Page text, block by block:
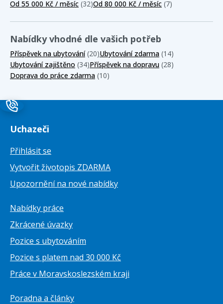
Od 55 000 Kč / měsíc (32)Od 80 000 Kč / měsíc (7)
Nabídky vhodné dle vašich potřeb
Příspěvek na ubytování(20)Ubytování zdarma (14)
Ubytování zajištěno (34)Příspěvek na dopravu (28)
Doprava do práce zdarma (10)
Uchazeči
Přihlásit se
Vytvořit životopis ZDARMA
Upozornění na nové nabídky
Nabídky práce
Zkrácené úvazky
Pozice s ubytováním
Pozice s platem nad 30 000 Kč
Práce v Moravskoslezském kraji
Poradna a články